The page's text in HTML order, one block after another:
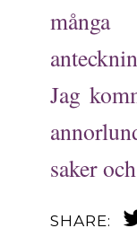
Jag
saker
SHARE: